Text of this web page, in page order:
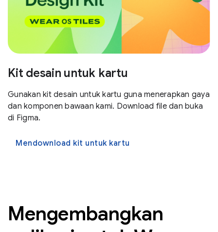
Kit desain untuk kartu
Gunakan kit desain untuk kartu guna menerapkan gaya
dan komponen bawaan kami. Download file dan buka
di Figma.
Mendownload kit untuk kartu
Mengembangkan